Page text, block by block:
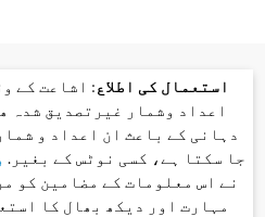
استعمال کی اطلاع: اشاعت کے
اعداد وشمار غیرتصدیق شدہ
دہانی کے باعث ان اعداد و
جا سکتا ہے، کسی نوٹس کے بغیر.
نے اس معلومات کے مضامین کو
مہارت اور دیکھ بھال کا